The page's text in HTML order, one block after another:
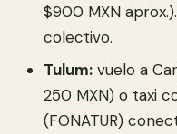
$900 MXN
colectivo.
Tulum: vuelo a
250 MXN) o taxi
(FONATUR)